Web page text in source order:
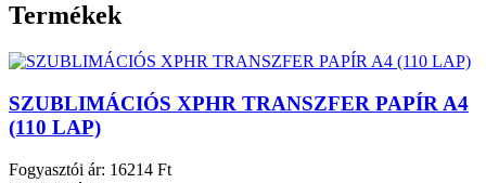
Termékek
SZUBLIMÁCIÓS XPHR TRANSZFER PAPÍR A4
(110 LAP)
Fogyasztói ár: 16214 Ft